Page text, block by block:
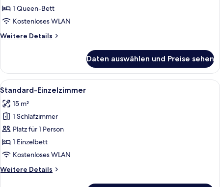
Comfort
Single
Room
1 Queen-Bett
Kostenloses WLAN
Weitere Details
Weitere
Single
Room
Daten auswählen und Preise sehen
Alle
Fotos
für
Standard-
Einzelzimmer
anzeigen
Standard-Einzelzimmer |
6
Standard-Einzelzimmer
15 m²
1 Schlafzimmer
Platz für 1 Person
1 Einzelbett
Kostenloses WLAN
Weitere Details
Weitere